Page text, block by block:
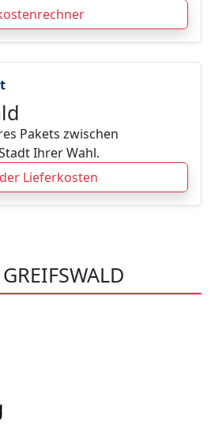
Pakets zwischen
Ihrer Wahl.
Lieferkosten